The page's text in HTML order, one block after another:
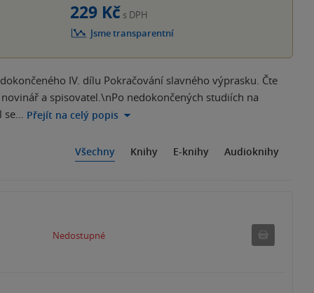
229 Kč s DPH
Jsme transparentní
IV. dílu Pokračování slavného výprasku. Čte
a spisovatel.\nPo nedokončených studiích na
se… Přejít na celý popis
Všechny Knihy E-knihy Audioknihy
Nedostupné